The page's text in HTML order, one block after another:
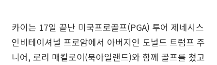
카이는 17일 끝난 미국프로골프(PGA) 투어 제네시스
인비테이셔널 프로암에서 아버지인 도널드 트럼프 주
니어, 로리 매킬로이(북아일랜드)와 함께 골프를 쳤고